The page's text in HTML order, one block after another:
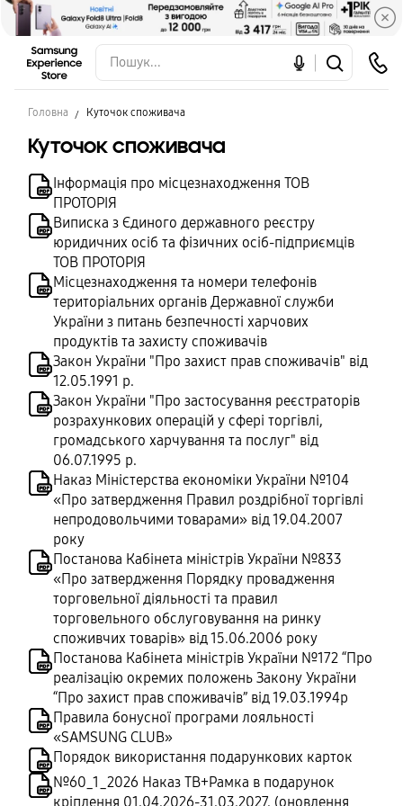
Головна Куточок споживача
Куточок споживача
Інформація про місцезнаходження ТОВ
ПРОТОРІЯ
Виписка з Єдиного державного реєстру
юридичних осіб та фізичних осіб-підприємців
ТОВ ПРОТОРІЯ
Місцезнаходження та номери телефонів
територіальних органів Державної служби
України з питань безпечності харчових
продуктів та захисту споживачів
Закон України "Про захист прав споживачів" від
12.05.1991 р.
Закон України "Про застосування реєстраторів
розрахункових операцій у сфері торгівлі,
громадського харчування та послуг" від
06.07.1995 р.
Наказ Міністерства економіки України №104
«Про затвердження Правил роздрібної торгівлі
непродовольчими товарами» від 19.04.2007
року
Постанова Кабінета міністрів України №833
«Про затвердження Порядку провадження
торговельної діяльності та правил
торговельного обслуговування на ринку
споживчих товарів» від 15.06.2006 року
Постанова Кабінета міністрів України №172 “Про
реалізацію окремих положень Закону України
“Про захист прав споживачів” від 19.03.1994р
Правила бонусної програми лояльності
«SAMSUNG CLUB»
Порядок використання подарункових карток
№60_1_2026 Наказ ТВ+Рамка в подарунок
кріплення 01.04.2026-31.03.2027. (оновлення